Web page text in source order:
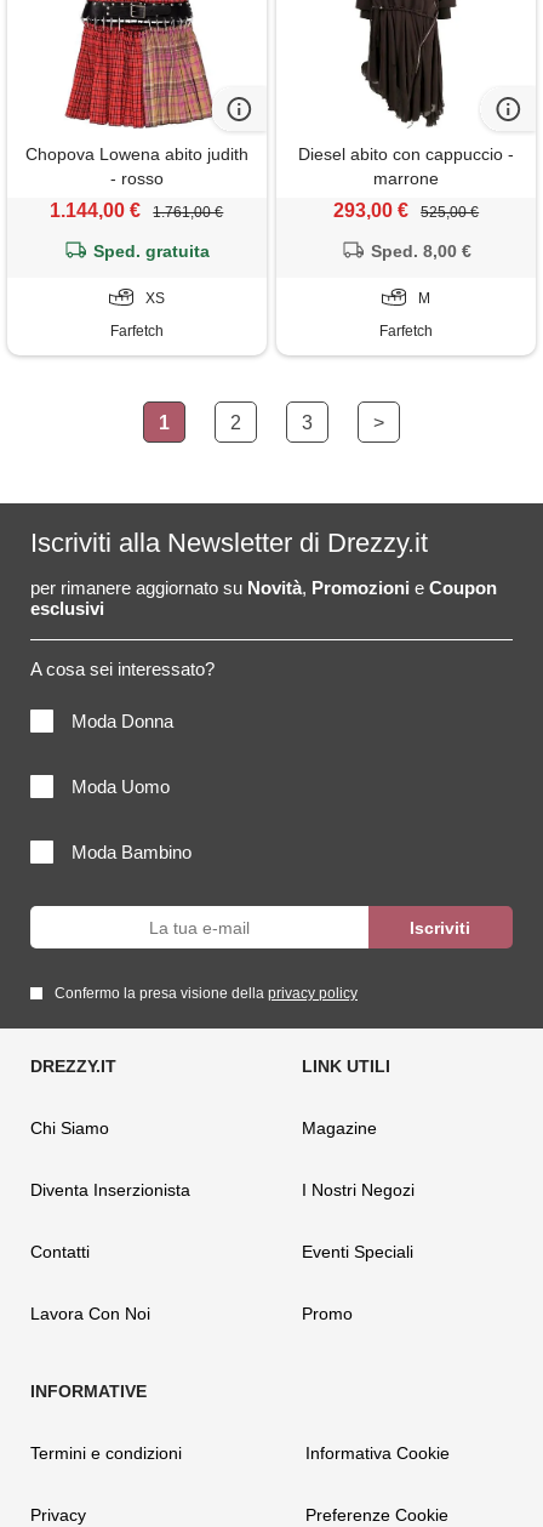
Chopova Lowena abito judith
- rosso
1.144,00 € 1.761,00 €
Sped. gratuita
XS
Farfetch
Diesel abito con cappuccio -
marrone
293,00 € 525,00 €
Sped. 8,00 €
M
Farfetch
1 2 3 >
Iscriviti alla Newsletter di Drezzy.it
per rimanere aggiornato su Novità, Promozioni e Coupon
esclusivi
A cosa sei interessato?
Moda Donna
Moda Uomo
Moda Bambino
Confermo la presa visione della privacy policy
Chi Siamo
Diventa Inserzionista
Contatti
Lavora Con Noi
Magazine
I Nostri Negozi
Eventi Speciali
Promo
Termini e condizioni
Privacy
Informativa Cookie
Preferenze Cookie